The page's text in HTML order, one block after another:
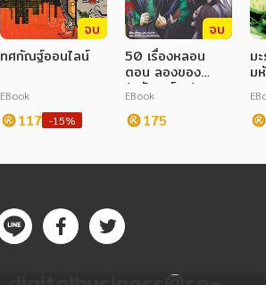
จบ
ทศกัณฐ์ออนไลน์
EBook
117 -15%
จบ
50 เรื่องหลอน
ตอน ลองของ
(ฉบับการ์ตูน)
EBook
175
ม
ม
ม